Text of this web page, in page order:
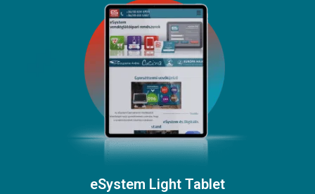
eSystem Light Tablet